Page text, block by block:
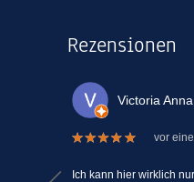
Rezensionen
Victoria Anna
vor
Ich kann hier wirklich